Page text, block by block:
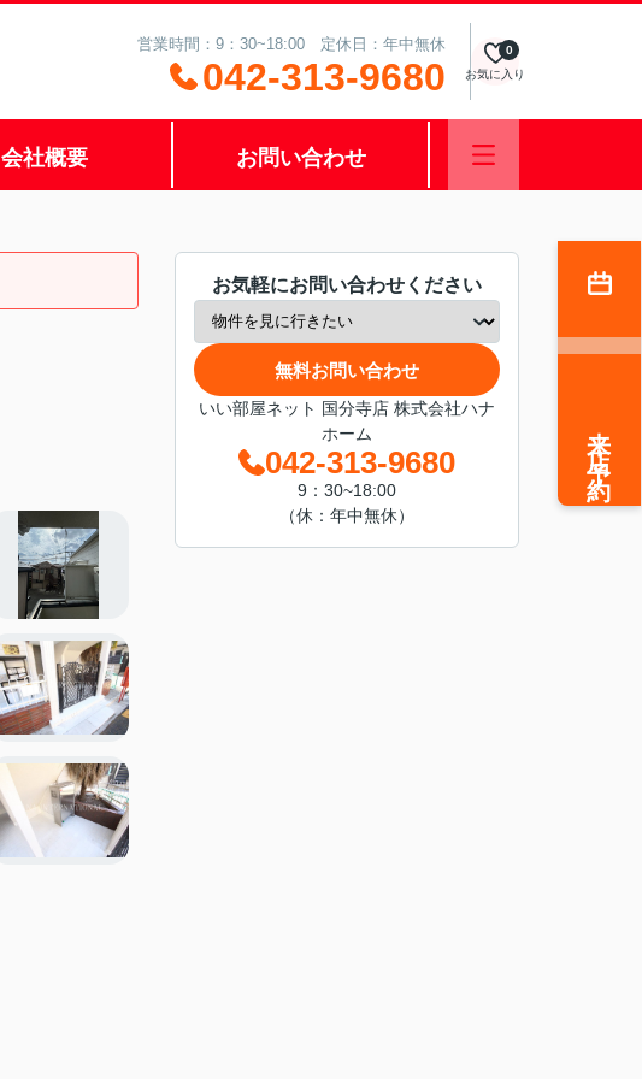
営業時間：9：30~18:00 定休日：年中無休
042-313-9680 お気に入り
0
会社概要 お問い合わせ
お気軽にお問い合わせください
無料お問い合わせ
いい部屋ネット 国分寺店 株式会社ハナ
ホーム
042-313-9680
9：30~18:00
（休：年中無休）
来店予約